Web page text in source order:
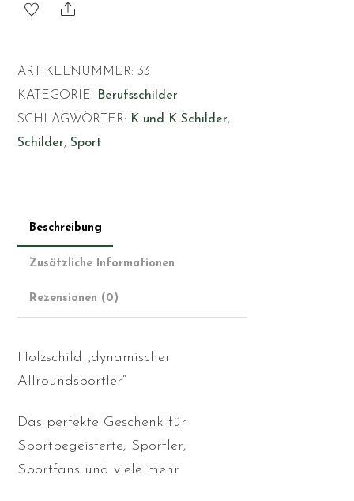
Share
ARTIKELNUMMER:33
KATEGORIE: Berufsschilder
SCHLAGWÖRTER: K und K Schilder,
Schilder,Sport
Beschreibung
Zusätzliche Informationen
Rezensionen (0)
Holzschild „dynamischer
Allroundsportler“
Das perfekte Geschenk für
Sportbegeisterte, Sportler,
Sportfans und viele mehr